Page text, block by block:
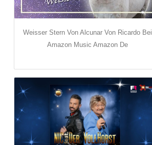
Weisser Stern Von Alcunar Von Ricardo Bei
Amazon Music Amazon De